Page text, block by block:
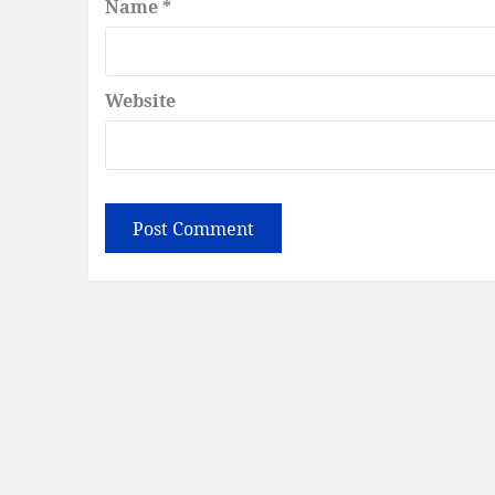
Name *
Website